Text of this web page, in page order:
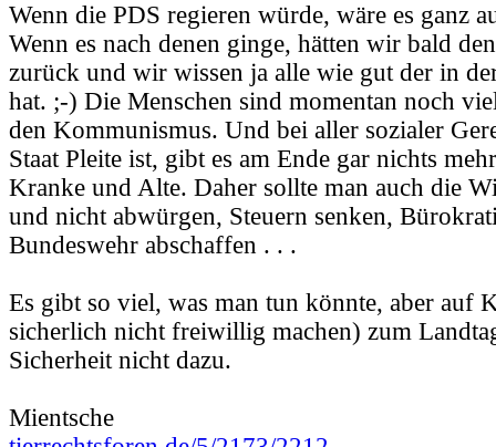
Wenn die PDS regieren würde, wäre es ganz
Wenn es nach denen ginge, hätten wir bald
zurück und wir wissen ja alle wie gut der in
hat. ;-) Die Menschen sind momentan noch
den Kommunismus. Und bei aller sozialer
Staat Pleite ist, gibt es am Ende gar nichts
Kranke und Alte. Daher sollte man auch die
und nicht abwürgen, Steuern senken,
Bundeswehr abschaffen . . .
Es gibt so viel, was man tun könnte, aber auf
sicherlich nicht freiwillig machen) zum
Sicherheit nicht dazu.
Mientsche